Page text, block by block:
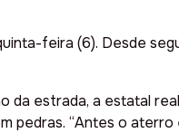
feira (6). Desde
da estrada, a estatal
pedras. “Antes o aterro